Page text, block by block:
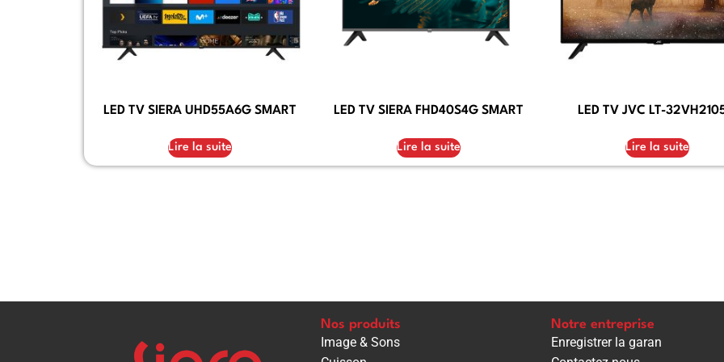
LED TV SIERA UHD55A6G SMART
Lire la suite
LED TV SIERA FHD40S4G SMART
Lire la suite
LED TV JVC LT-
Lire la suite
Nos produits
Image & Sons
Notre entreprise
Enregistrer la garan